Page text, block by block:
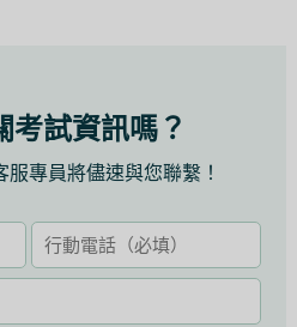
考試資訊嗎？
專員將儘速與您聯繫！